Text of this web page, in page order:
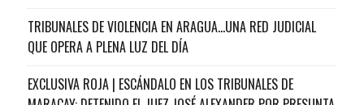
TRIBUNALES DE VIOLENCIA EN ARAGUA…UNA RED JUDICIAL
QUE OPERA A PLENA LUZ DEL DÍA
EXCLUSIVA ROJA | ESCÁNDALO EN LOS TRIBUNALES DE